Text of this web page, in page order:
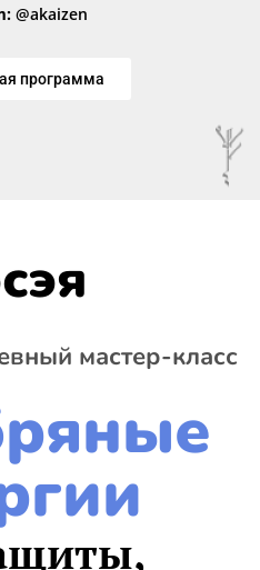
@akaizen
программа
мастер-класс